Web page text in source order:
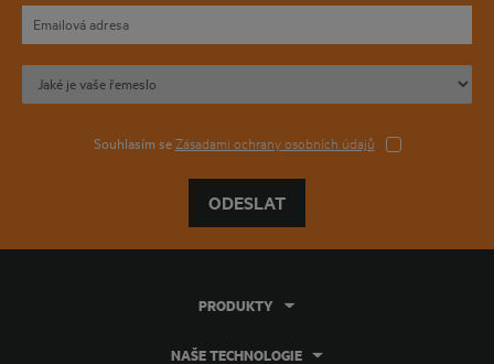
Souhlasím seZásadami ochrany osobních údajů
ODESLAT
PRODUKTY
NAŠE TECHNOLOGIE